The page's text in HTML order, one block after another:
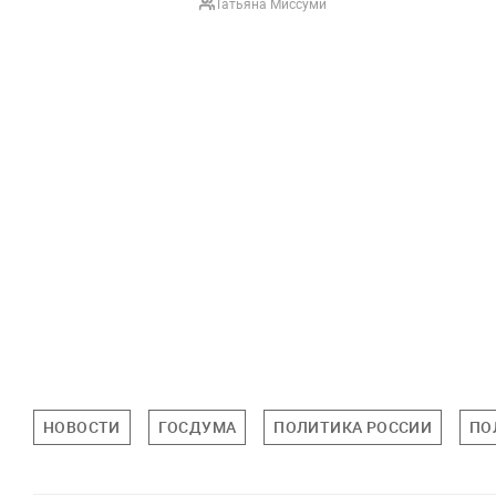
НОВОСТИ ГОСДУМА ПОЛИТИКА РОССИИ